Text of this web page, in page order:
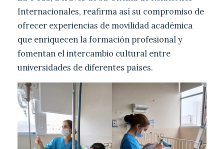
Internacionales, reafirma así su compromiso de
ofrecer experiencias de movilidad académica
que enriquecen la formación profesional y
fomentan el intercambio cultural entre
universidades de diferentes países.